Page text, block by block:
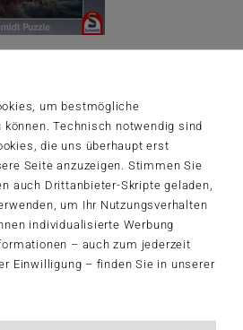
um bestmögliche
Technisch notwendig sind
die uns überhaupt erst
Seite anzuzeigen. Stimmen Sie
auch Drittanbieter-Skripte geladen,
um Ihr Nutzungsverhalten
individualisierte Werbung
– auch zum jederzeit
Einwilligung – finden Sie in unserer
Zum Produkt